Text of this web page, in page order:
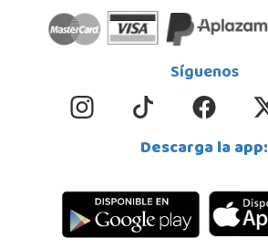
Juguetilandia Armilla
Carretera Armilla 29, Urb. Porcegram, 2
STOCK DISPONIBLE
Síguenos
Descarga la app: